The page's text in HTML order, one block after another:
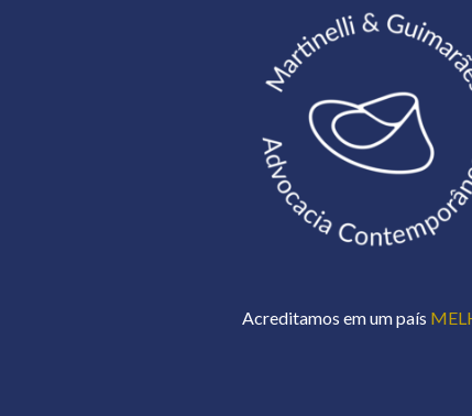
Acreditamos em um país